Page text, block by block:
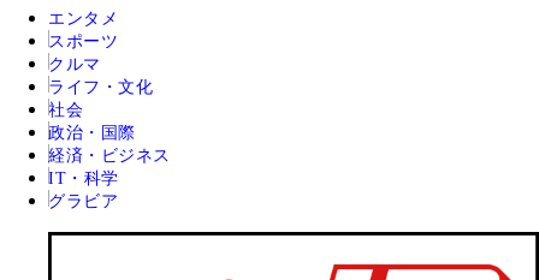
エンタメ
スポーツ
クルマ
ライフ・文化
社会
政治・国際
経済・ビジネス
IT・科学
グラビア